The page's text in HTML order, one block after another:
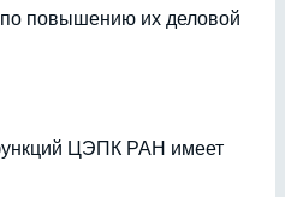
повышению их деловой
ЦЭПК РАН имеет